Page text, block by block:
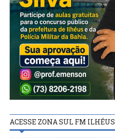
ACESSE ZONA SUL FM ILHÉUS